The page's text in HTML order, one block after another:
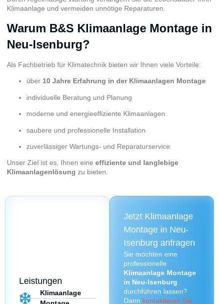
Klimaanlage und vermeiden unnötige Reparaturen.
Warum B&S Klimaanlage Montage in
Neu-Isenburg?
Als Fachbetrieb für Klimatechnik bieten wir Ihnen viele Vorteile:
über 10 Jahre Erfahrung in der Klimaanlagen Montage
individuelle Beratung und Planung
moderne und energieeffiziente Klimaanlagen
saubere und professionelle Installation
zuverlässiger Wartungs- und Reparaturservice
Unser Ziel ist es, Ihnen eine effiziente und langlebige
Klimaanlagenlösung zu bieten.
Leistungen
Klimaanlage
Jetzt Klimaanlage
Montage in Neu-
Isenburg anfragen
Sie möchten eine
professionelle
Klimaanlage Montage
in Neu-Isenburg
durchführen lassen?
Dann kontaktieren Sie